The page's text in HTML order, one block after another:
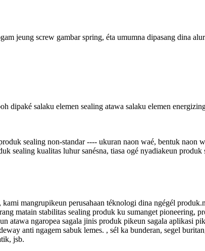
jeung screw gambar spring, éta umumna dipasang dina
dipaké salaku elemen sealing atawa salaku elemen
sealing non-standar ---- ukuran naon waé, bentuk
sealing kualitas luhur sanésna, tiasa ogé nyadiakeun
mangrupikeun perusahaan téknologi dina ngégél
matain stabilitas sealing produk ku sumanget
atawa ngaropea sagala jinis produk pikeun sagala aplikasi
anti ngagem sabuk lemes. , sél ka bunderan, segel
jsb.